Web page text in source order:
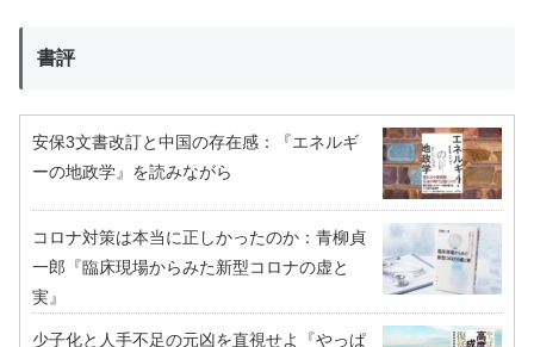
書評
安保3文書改訂と中国の存在感：『エネルギ
ーの地政学』を読みながら
コロナ対策は本当に正しかったのか：青柳貞
一郎『臨床現場からみた新型コロナの虚と
実』
少子化と人手不足の元凶を直視せよ『やっぱ